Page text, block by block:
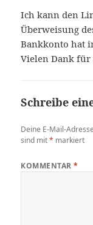
Ich kann den
Überweisung
Bankkonto hat
Vielen Dank
Schreibe
Deine E-Mail-
sind mit* markiert
KOMMENTAR*